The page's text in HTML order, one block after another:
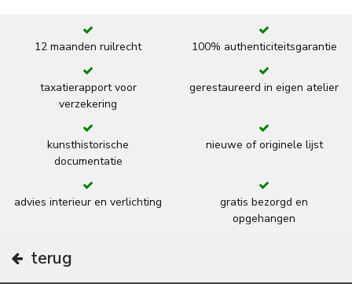
12 maanden ruilrecht 100% authenticiteitsgarantie
taxatierapport voor
verzekering
gerestaureerd in eigen atelier
kunsthistorische
documentatie
nieuwe of originele lijst
advies interieur en verlichting
gratis bezorgd en
opgehangen
terug